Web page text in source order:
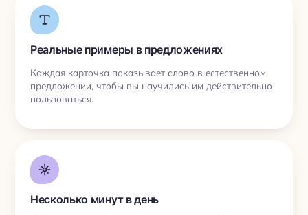
Реальные примеры в предложениях
Каждая карточка показывает слово в естественном
предложении, чтобы вы научились им действительно
пользоваться.
Несколько минут в день